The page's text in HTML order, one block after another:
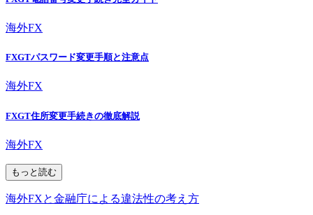
海外FX
FXGTパスワード変更手順と注意点
海外FX
FXGT住所変更手続きの徹底解説
海外FX
もっと読む
海外FXと金融庁による違法性の考え方